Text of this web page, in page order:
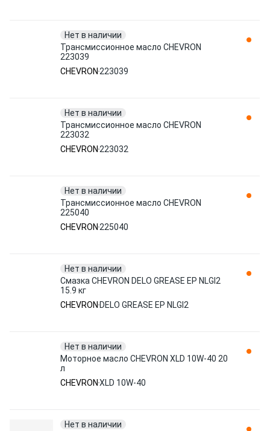
Нет в наличии
Трансмиссионное масло CHEVRON
223039
CHEVRON 223039
Нет в наличии
Трансмиссионное масло CHEVRON
223032
CHEVRON 223032
Нет в наличии
Трансмиссионное масло CHEVRON
225040
CHEVRON 225040
Нет в наличии
Смазка CHEVRON DELO GREASE EP NLGI2
15.9 кг
CHEVRON DELO GREASE EP NLGI2
Нет в наличии
Моторное масло CHEVRON XLD 10W-40 20
л
CHEVRON XLD 10W-40
Нет в наличии